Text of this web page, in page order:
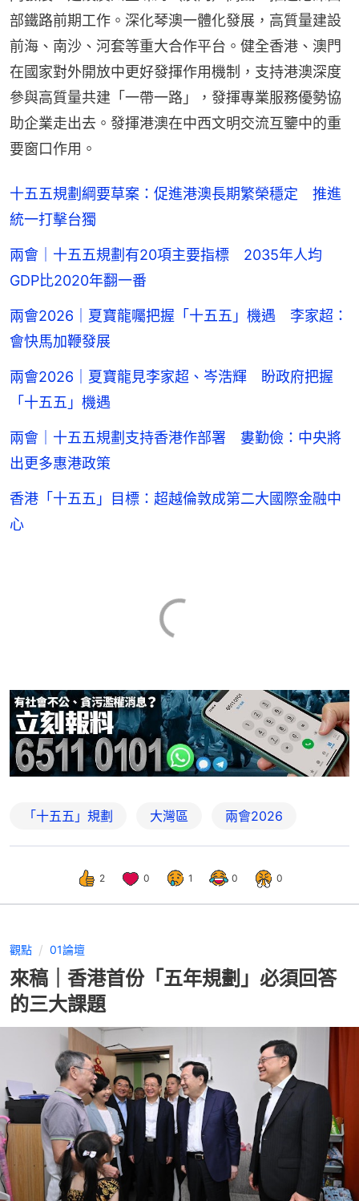
部鐵路前期工作。深化琴澳一體化發展，高質量建設
前海、南沙、河套等重大合作平台。健全香港、澳門
在國家對外開放中更好發揮作用機制，支持港澳深度
參與高質量共建「一帶一路」，發揮專業服務優勢協
助企業走出去。發揮港澳在中西文明交流互鑒中的重
要窗口作用。
十五五規劃綱要草案：促進港澳長期繁榮穩定 推進
統一打擊台獨
兩會｜十五五規劃有20項主要指標 2035年人均
GDP比2020年翻一番
兩會2026｜夏寶龍囑把握「十五五」機遇 李家超：
會快馬加鞭發展
兩會2026｜夏寶龍見李家超、岑浩輝 盼政府把握
「十五五」機遇
兩會｜十五五規劃支持香港作部署 婁勤儉：中央將
出更多惠港政策
香港「十五五」目標：超越倫敦成第二大國際金融中
心
「十五五」規劃 大灣區 兩會2026
2 0 1 0 0
觀點 01論壇
來稿｜香港首份「五年規劃」必須回答
的三大課題